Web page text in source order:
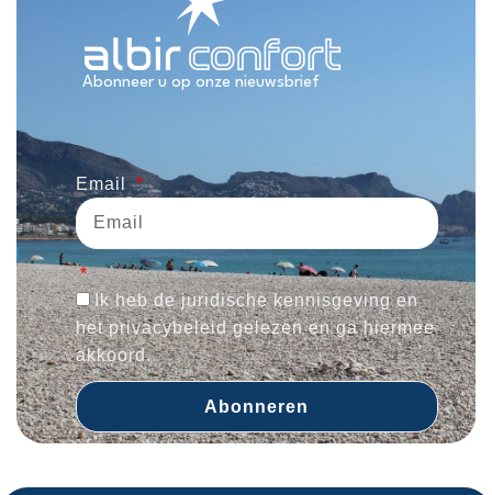
Abonneer u op onze nieuwsbrief
Email
Ik heb de juridische kennisgeving en
het privacybeleid gelezen en ga hiermee
akkoord.
Abonneren